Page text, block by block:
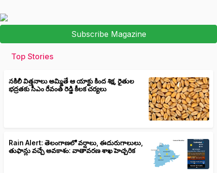
Subscribe Magazine
Top Stories
నకిలీ విత్తనాలు అమ్మితే ఆ యాక్టు కింద శిక్ష, రైతుల
భద్రతకు సీఎం రేవంత్ రెడ్డి కీలక చర్యలు
Rain Alert: తెలంగాణలో వర్షాలు, ఈదురుగాలులు,
తుఫాన్లు వచ్చే అవకాశం: వాతావరణ శాఖ హెచ్చరిక